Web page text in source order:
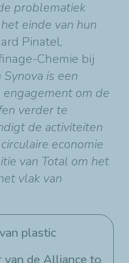
problematiek
einde van hun
Pinatel,
Chemie bij
Synova is een
om de
verder te
de activiteiten
economie
van Total om het
vlak van
plastic
de Alliance to